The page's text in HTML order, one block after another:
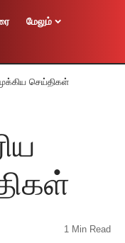
மேலும்
செய்திகள்
1 Min Read